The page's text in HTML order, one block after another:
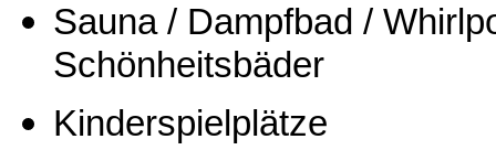
Sauna / Dampfbad /
Schönheitsbäder
Kinderspielplätze